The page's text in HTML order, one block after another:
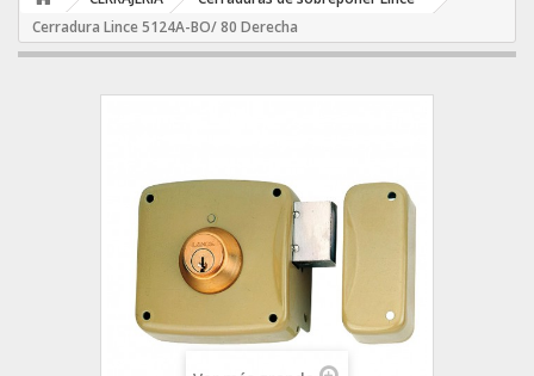
Cerradura Lince 5124A-BO/ 80 Derecha